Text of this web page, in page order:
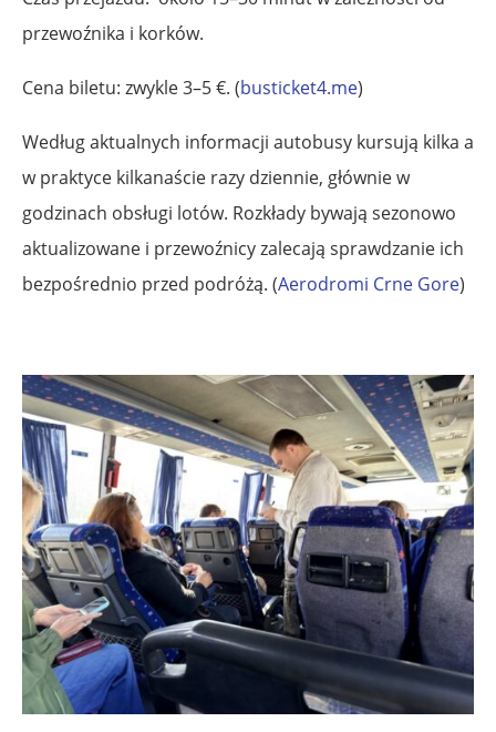
przewoźnika i korków.
Cena biletu: zwykle 3–5 €. (busticket4.me)
Według aktualnych informacji autobusy kursują kilka a
w praktyce kilkanaście razy dziennie, głównie w
godzinach obsługi lotów. Rozkłady bywają sezonowo
aktualizowane i przewoźnicy zalecają sprawdzanie ich
bezpośrednio przed podróżą. (Aerodromi Crne Gore)